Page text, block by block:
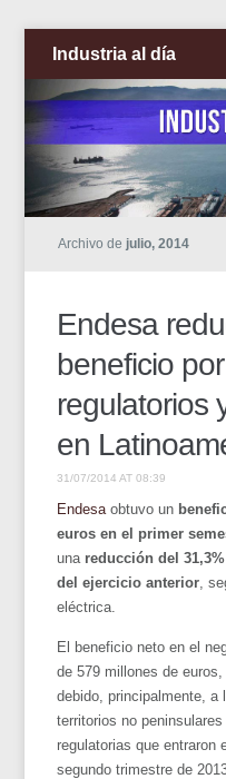
Industria al día
Archivo de julio, 2014
Endesa
beneficio
regulatorios
en
31/07/2014 AT 08:39
Endesaobtuvo un
euros en el primer
una reducción del
del ejercicio anterior ,
eléctrica.
El beneficio neto en el
de 579 millones de
debido, principalmente, a
territorios no
regulatorias que entraron
segundo trimestre de